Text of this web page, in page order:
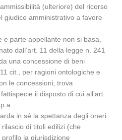
(ulteriore) del ricorso
giudice amministrativo a favore
parte appellante non si basa,
dall’art. 11 della legge n. 241
una concessione di beni
cit., per ragioni ontologiche e
le concessioni; trova
il disposto di cui all’art.
in sé la spettanza degli oneri
di titoli edilizi (che
la giurisdizione